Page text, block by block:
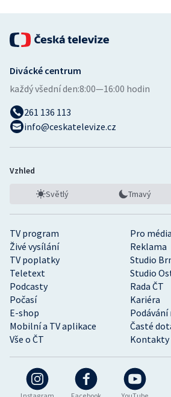
Ostatní
TV program
Pro média
Živé vysílání
Reklama
TV poplatky
Studio
Teletext
Studio
Podcasty
Rada ČT
Počasí
Kariéra
E-shop
Mobilní a TV aplikace
Časté
Vše o ČT
Kontakty
Divácké centrum
každý všední den:8:00—16:00 hodin
261 136 113
info@ceskatelevize.cz
Vzhled
Světlý Tmavý